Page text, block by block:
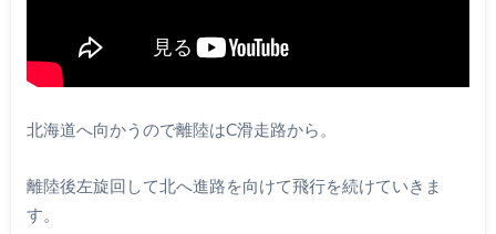
北海道へ向かうので離陸はC滑走路から。
離陸後左旋回して北へ進路を向けて飛行を続けていきま
す。